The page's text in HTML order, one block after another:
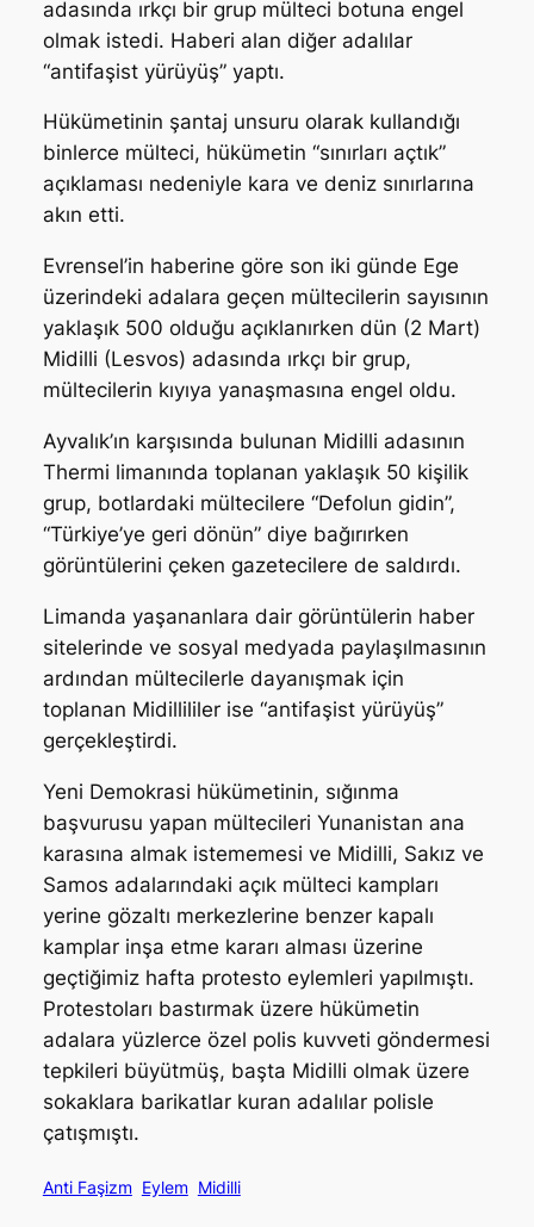
adasında ırkçı bir grup mülteci botuna engel
olmak istedi. Haberi alan diğer adalılar
“antifaşist yürüyüş” yaptı.
Hükümetinin şantaj unsuru olarak kullandığı
binlerce mülteci, hükümetin “sınırları açtık”
açıklaması nedeniyle kara ve deniz sınırlarına
akın etti.
Evrensel’in haberine göre son iki günde Ege
üzerindeki adalara geçen mültecilerin sayısının
yaklaşık 500 olduğu açıklanırken dün (2 Mart)
Midilli (Lesvos) adasında ırkçı bir grup,
mültecilerin kıyıya yanaşmasına engel oldu.
Ayvalık’ın karşısında bulunan Midilli adasının
Thermi limanında toplanan yaklaşık 50 kişilik
grup, botlardaki mültecilere “Defolun gidin”,
“Türkiye’ye geri dönün” diye bağırırken
görüntülerini çeken gazetecilere de saldırdı.
Limanda yaşananlara dair görüntülerin haber
sitelerinde ve sosyal medyada paylaşılmasının
ardından mültecilerle dayanışmak için
toplanan Midillililer ise “antifaşist yürüyüş”
gerçekleştirdi.
Yeni Demokrasi hükümetinin, sığınma
başvurusu yapan mültecileri Yunanistan ana
karasına almak istememesi ve Midilli, Sakız ve
Samos adalarındaki açık mülteci kampları
yerine gözaltı merkezlerine benzer kapalı
kamplar inşa etme kararı alması üzerine
geçtiğimiz hafta protesto eylemleri yapılmıştı.
Protestoları bastırmak üzere hükümetin
adalara yüzlerce özel polis kuvveti göndermesi
tepkileri büyütmüş, başta Midilli olmak üzere
sokaklara barikatlar kuran adalılar polisle
çatışmıştı.
Anti Faşizm Eylem Midilli